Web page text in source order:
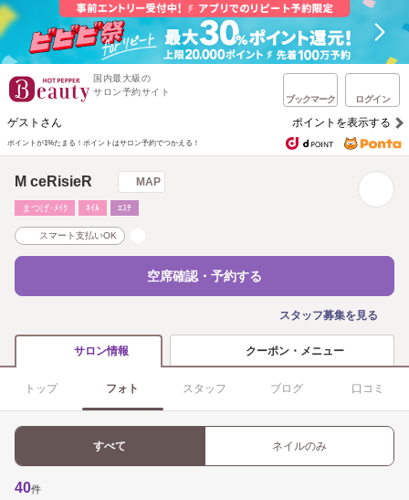
国内最大級の
サロン予約サイト
ブックマーク ログイン
ゲストさん ポイントを表示する
ポイントが1%たまる！ ポイントはサロン予約でつかえる！
M ceRisieR MAP
まつげ･ﾒｲｸ ﾈｲﾙ ｴｽﾃ
スマート支払いOK
空席確認・予約する
スタッフ募集を見る
サロン情報 クーポン・メニュー
トップ フォト スタッフ ブログ 口コミ
すべて ネイルのみ
40件